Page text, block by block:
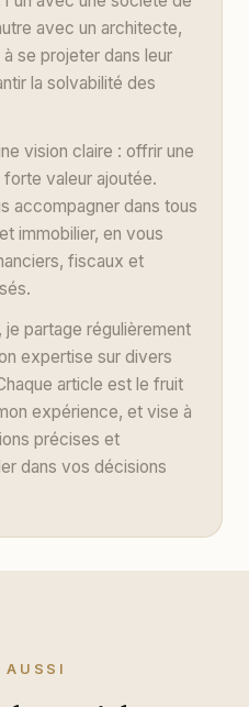
avec un architecte,
se projeter dans leur
la solvabilité des
vision claire : offrir une
valeur ajoutée.
accompagner dans tous
immobilier, en vous
fiscaux et
je partage régulièrement
expertise sur divers
article est le fruit
expérience, et vise à
précises et
dans vos décisions
AUSSI